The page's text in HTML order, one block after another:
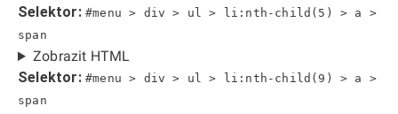
Selektor: #menu > div > ul > li:nth-child(5) > a >
span
Zobrazit HTML
Selektor: #menu > div > ul > li:nth-child(9) > a >
span